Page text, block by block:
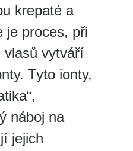
krepaté a
je proces, při
vlasů vytváří
Tyto ionty,
náboj na
jejich